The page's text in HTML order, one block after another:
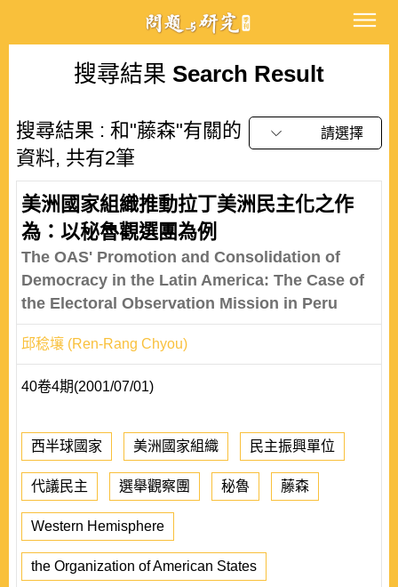
搜尋結果 Search Result
搜尋結果 : 和"藤森"有關的
資料, 共有2筆
請選擇
美洲國家組織推動拉丁美洲民主化之作
為：以秘魯觀選團為例
The OAS' Promotion and Consolidation of
Democracy in the Latin America: The Case of
the Electoral Observation Mission in Peru
邱稔壤 (Ren-Rang Chyou)
40卷4期(2001/07/01)
西半球國家 美洲國家組織 民主振興單位
代議民主 選舉觀察團 秘魯 藤森
Western Hemisphere
the Organization of American States